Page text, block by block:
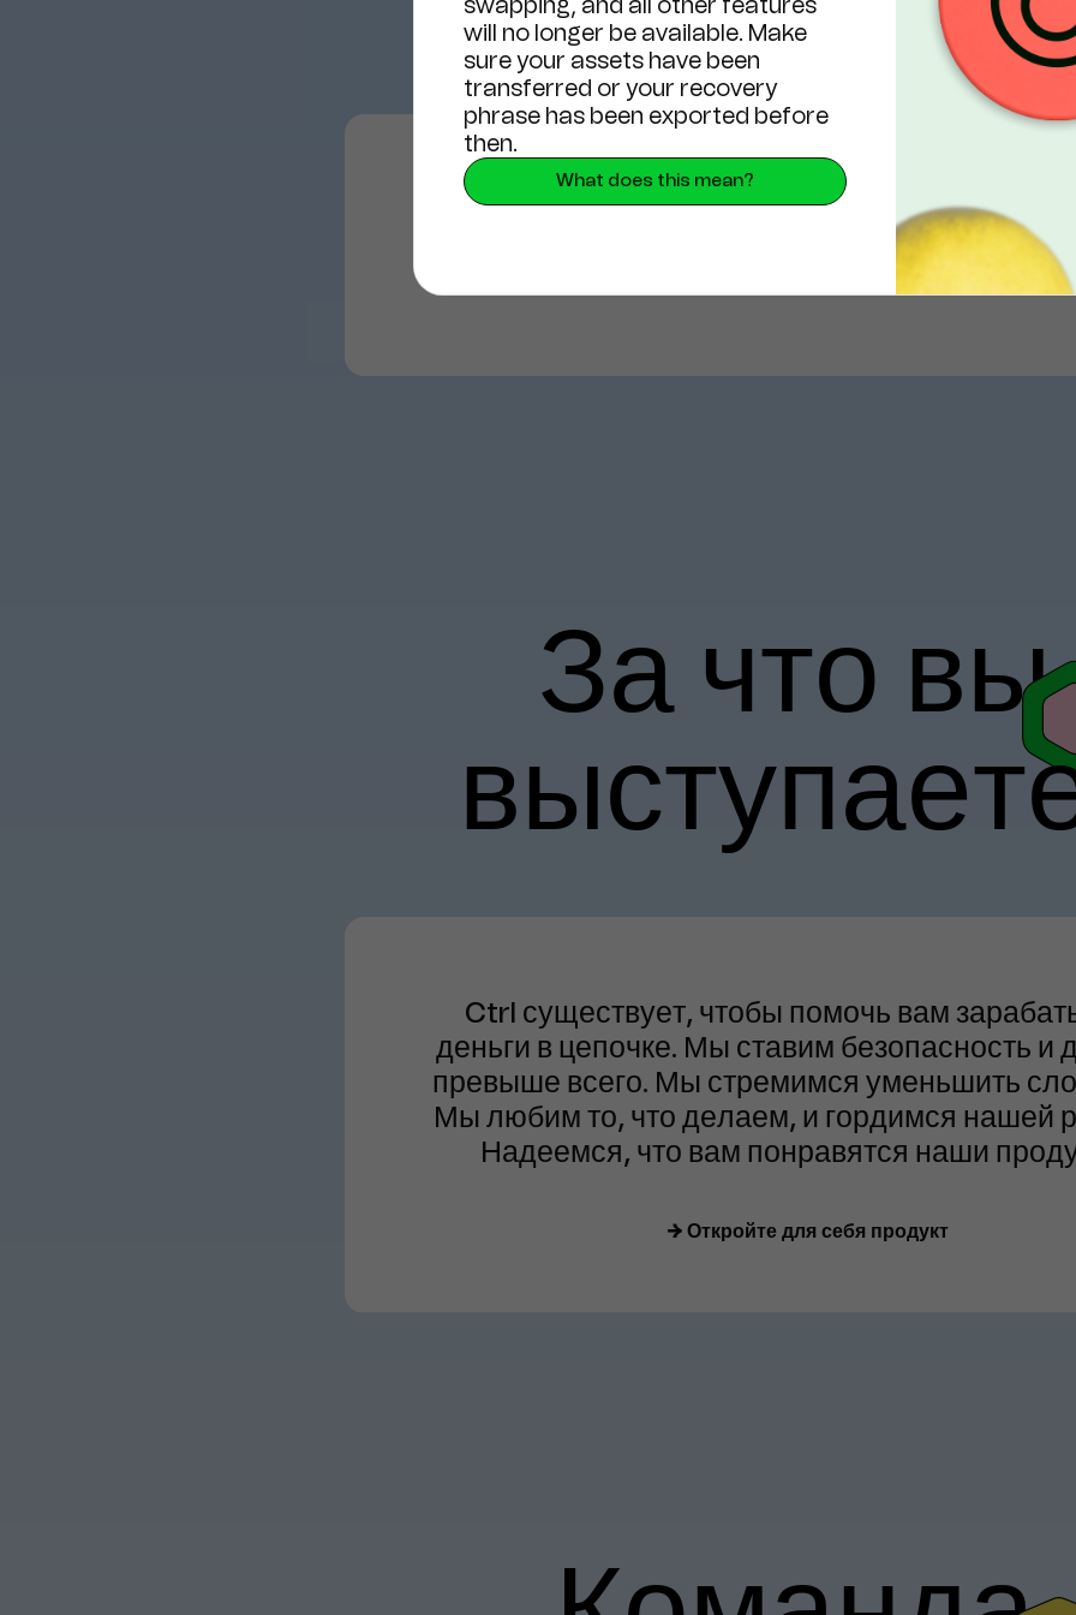
will no longer be available. Make
sure your assets have been
transferred or your recovery
phrase has been exported before
then.
What does this mean?
Наша миссия - помочь вам взять под
под контроль свои активы. Взять под
финансы. Взять под контроль свое
За что вы
Ctrl существует, чтобы помочь вам
деньги в цепочке. Мы ставим безопасность и
превыше всего. Мы стремимся уменьшить
Мы любим то, что делаем, и гордимся нашей
Надеемся, что вам понравятся наши
→ Откройте для себя продукт